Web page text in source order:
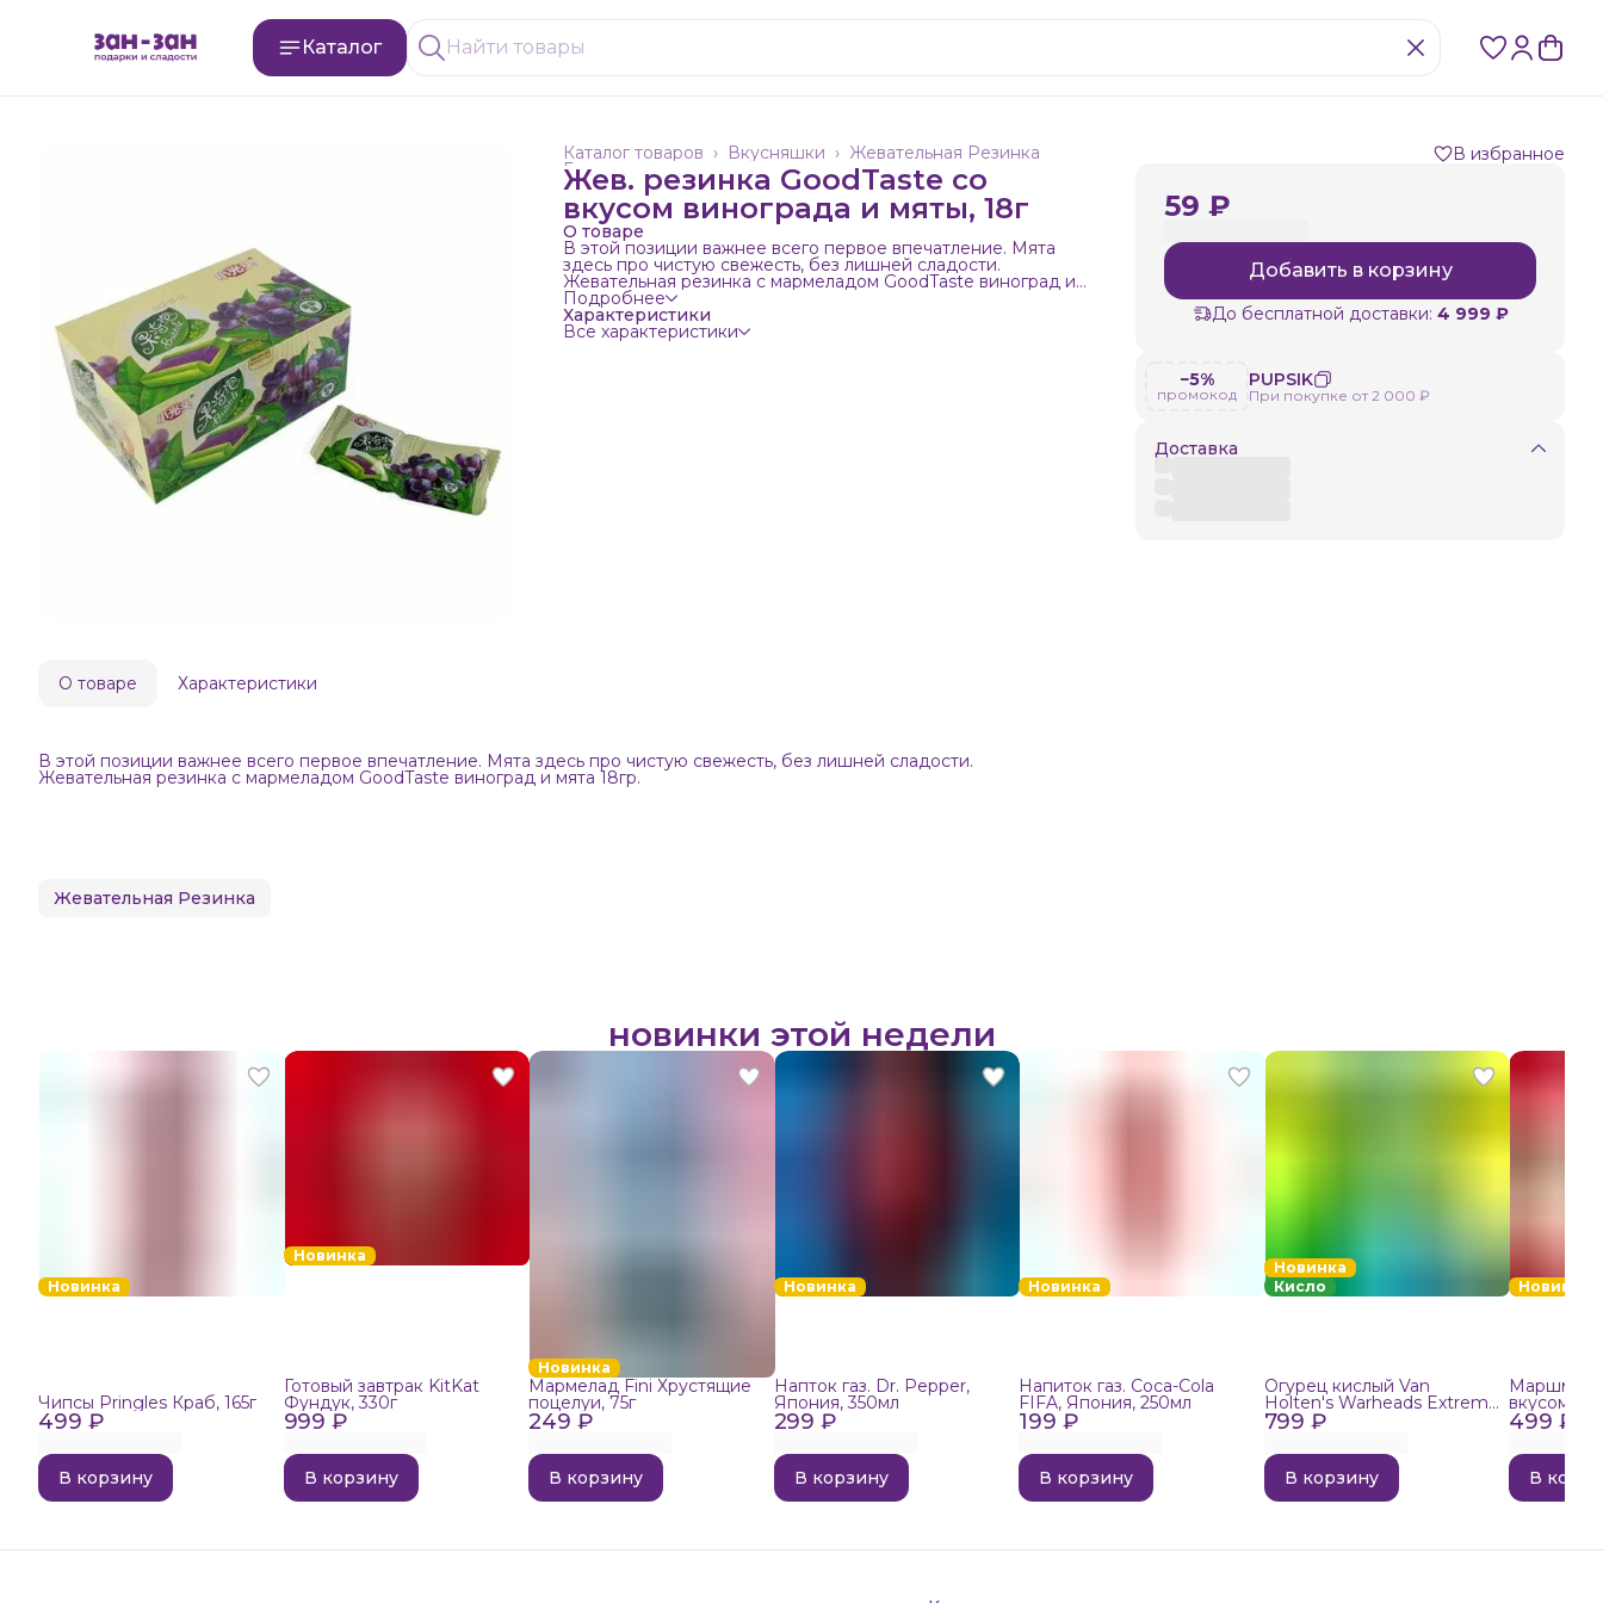
Каталог
Жевательная Резинка
Вкусняшки ›
Каталог товаров ›
Главная
Жев. резинка GoodTaste со
вкусом винограда и мяты, 18г
О товаре
В этой позиции важнее всего первое впечатление. Мята
здесь про чистую свежесть, без лишней сладости.
Жевательная резинка с мармеладом GoodTaste виноград и
мята 18гр.
Подробнее
Характеристики
Все характеристики
В избранное
59 ₽
Добавить в корзину
До бесплатной доставки: 4 999 ₽
−5%
промокод
PUPSIK
При покупке от 2 000 ₽
Доставка
О товаре Характеристики
В этой позиции важнее всего первое впечатление. Мята здесь про чистую свежесть, без лишней сладости.
Жевательная резинка с мармеладом GoodTaste виноград и мята 18гр.
Жевательная Резинка
новинки этой недели
Новинка
499 ₽
Чипсы Pringles Краб, 165г
В корзину
Новинка
999 ₽
Готовый завтрак KitKat
Фундук, 330г
В корзину
Новинка
249 ₽
Мармелад Fini Хрустящие
поцелуи, 75г
В корзину
Новинка
299 ₽
Напток газ. Dr. Pepper,
Япония, 350мл
В корзину
Новинка
199 ₽
Напиток газ. Coca-Cola
FIFA, Япония, 250мл
В корзину
Новинка
Кисло
799 ₽
Огурец кислый Van
Holten's Warheads Extreme
Sour, 140г
В корзину
Новинка
499 ₽
вкусом
В